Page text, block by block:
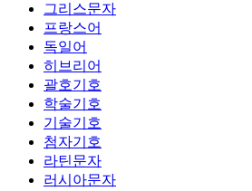
그리스문자
프랑스어
독일어
히브리어
괄호기호
학술기호
기술기호
첨자기호
라틴문자
러시아문자